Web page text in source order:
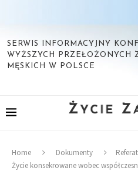
SERWIS INFORMACYJNY
WYŻSZYCH PRZEŁOŻONYCH
MĘSKICH W POLSCE
Home Dokumenty
Życie konsekrowane wobec